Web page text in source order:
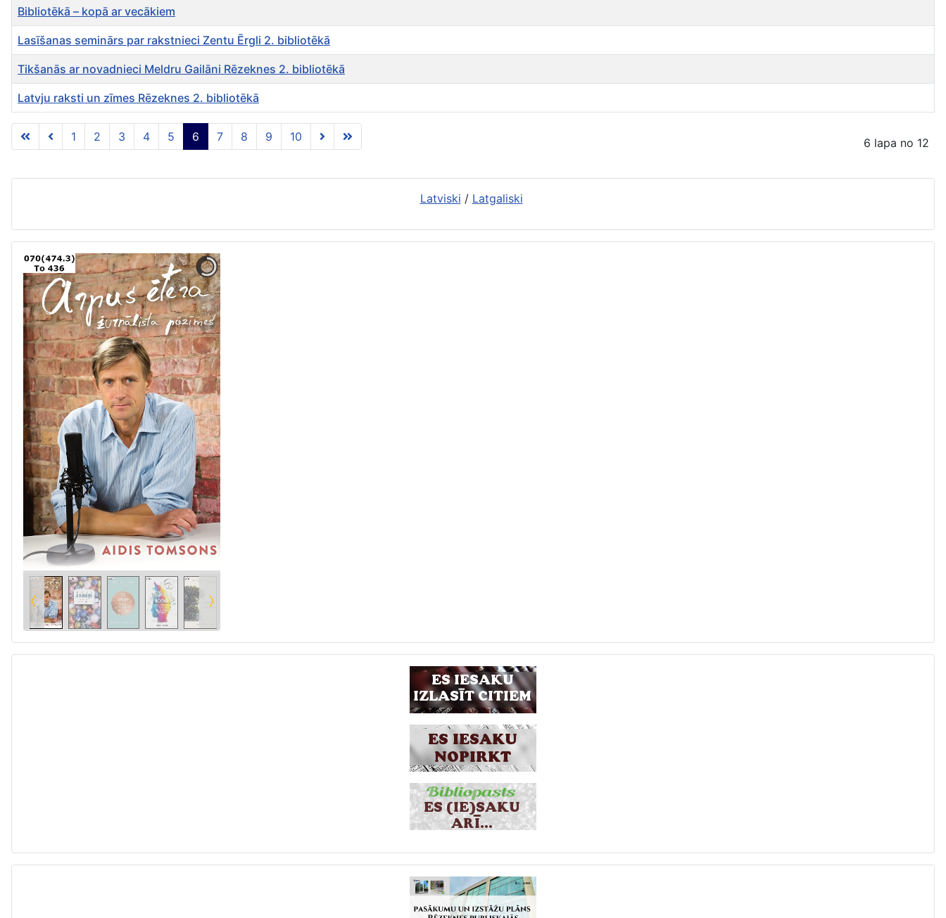
Rakstu tabula
Bibliotēkā – kopā ar vecākiem
Lasīšanas seminārs par rakstnieci Zentu Ērgli 2. bibliotēkā
Tikšanās ar novadnieci Meldru Gailāni Rēzeknes 2. bibliotēkā
Latvju raksti un zīmes Rēzeknes 2. bibliotēkā
6 lapa no 12
1 2 3 4 5 6 7 8 9 10
Latviski / Latgaliski